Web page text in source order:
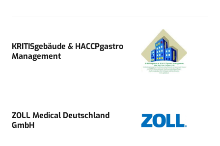
KRITISgebäude & HACCPgastro
Management
ZOLL Medical Deutschland
GmbH